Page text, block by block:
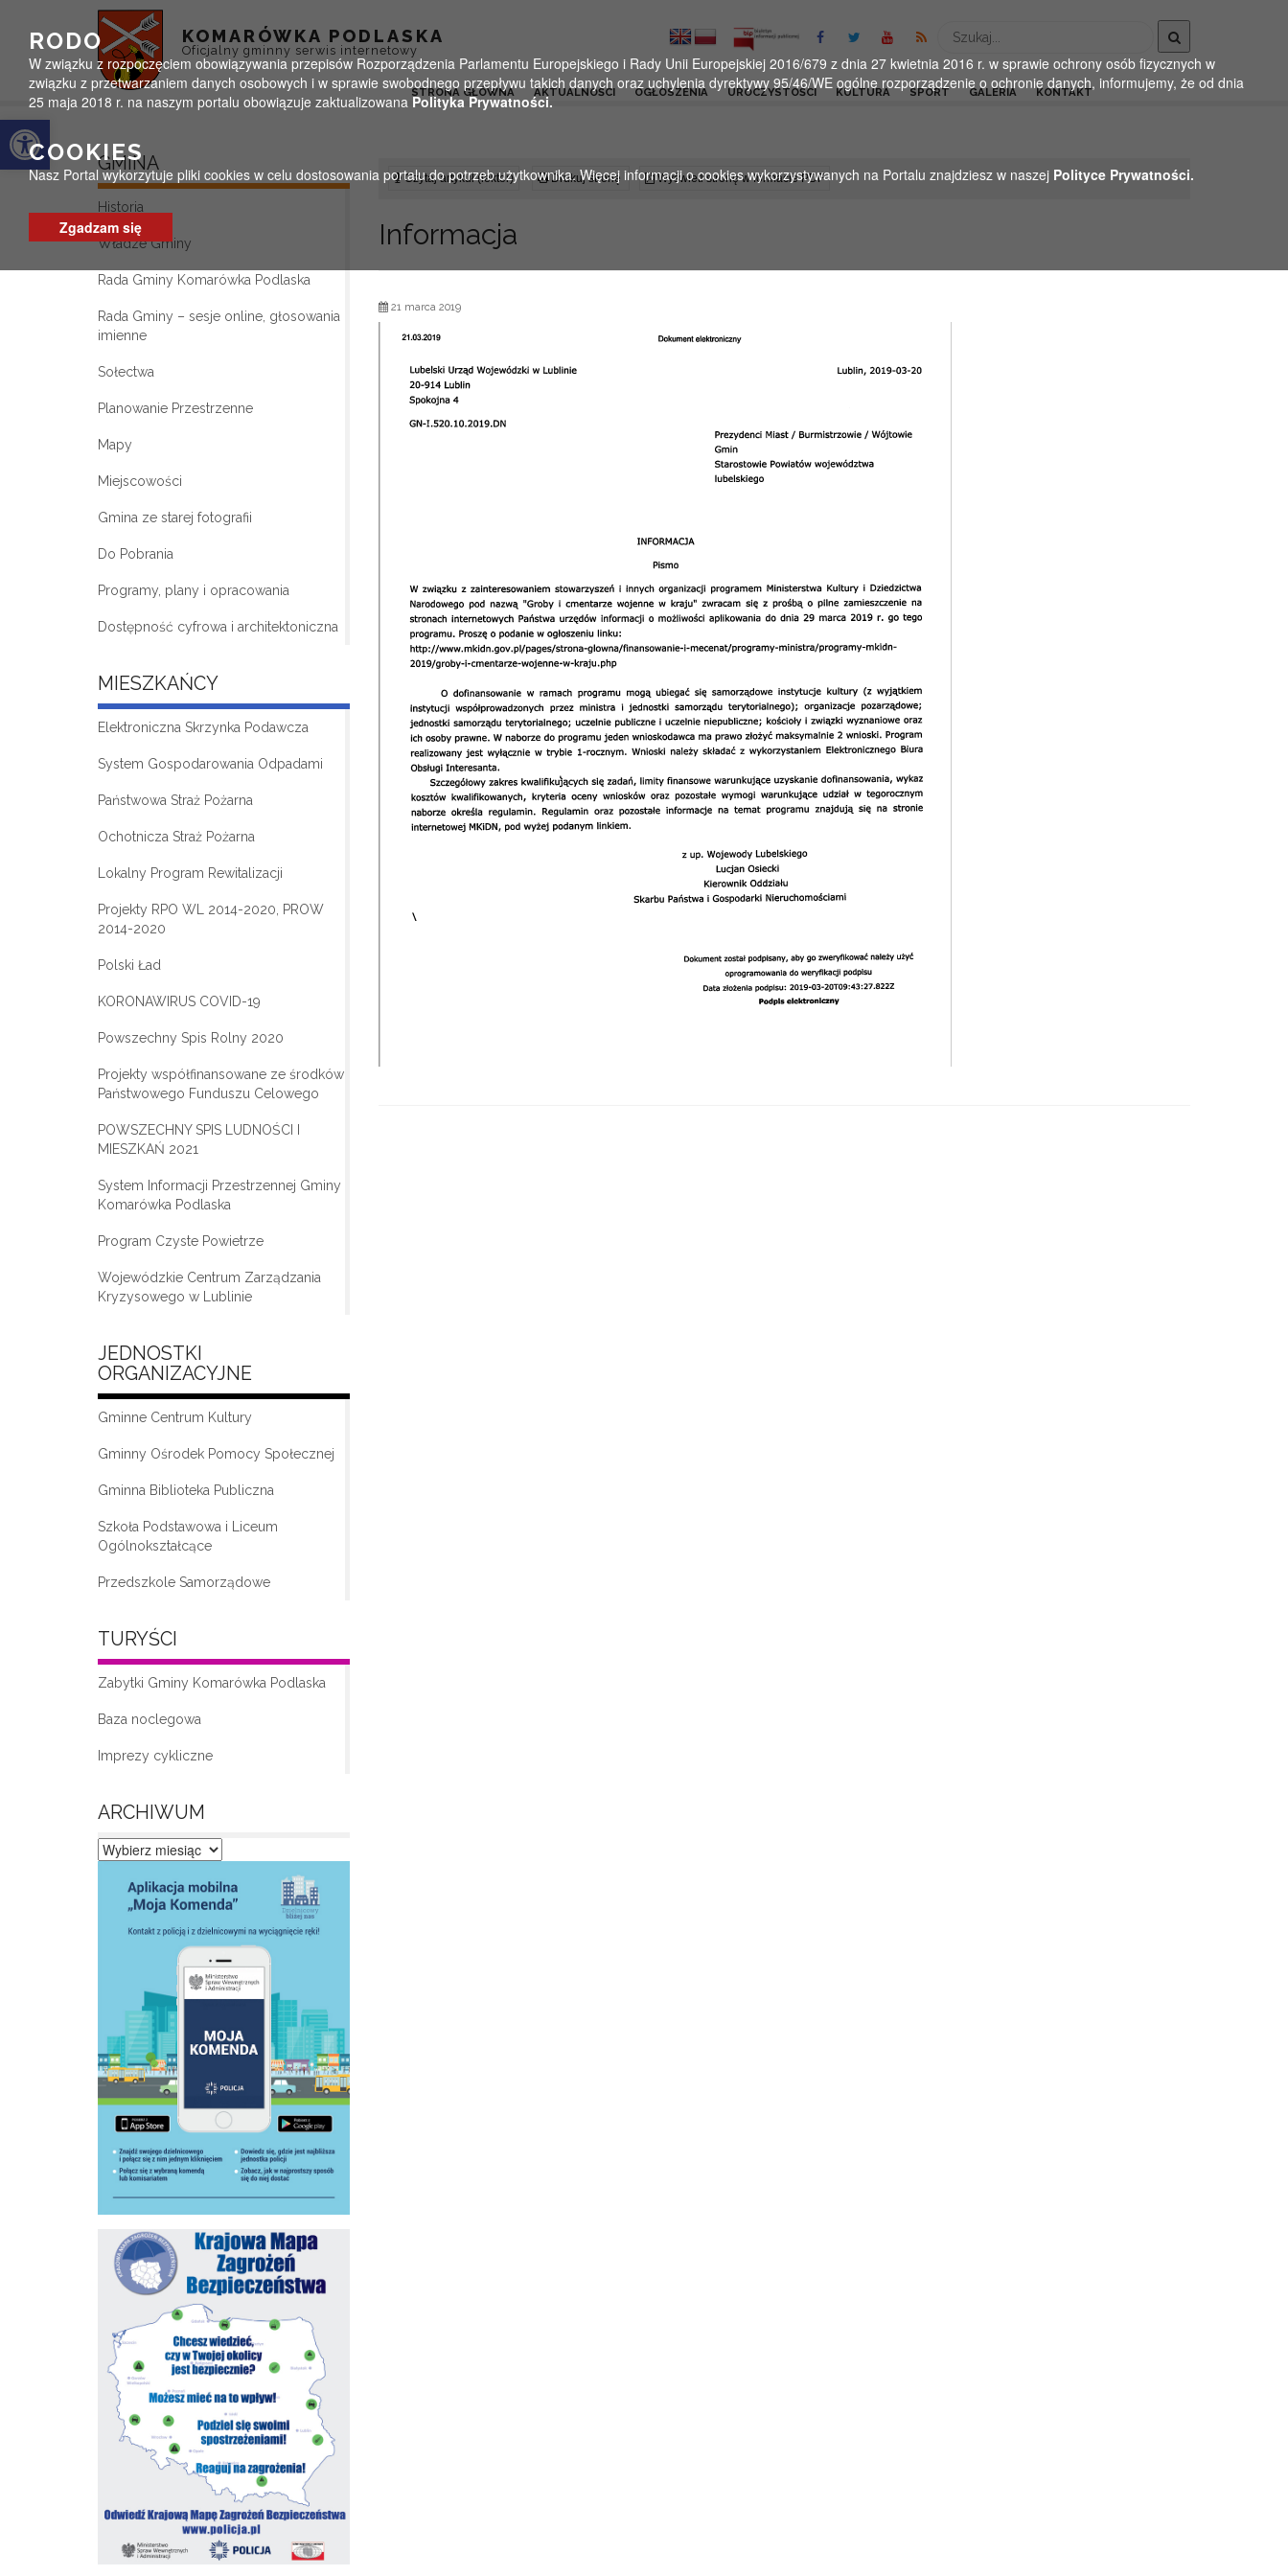
Otwórz pasek narzędzi
KOMARÓWKA PODLASKA
Oficjalny gminny serwis internetowy
Wyszukaj
STRONA GŁÓWNA AKTUALNOŚCI OGŁOSZENIA UROCZYSTOŚCI KULTURA SPORT GALERIA KONTAKT
GMINA
Historia
Władze Gminy
Rada Gminy Komarówka Podlaska
Rada Gminy – sesje online, głosowania
imienne
Sołectwa
Planowanie Przestrzenne
Mapy
Miejscowości
Gmina ze starej fotografii
Do Pobrania
Programy, plany i opracowania
Dostępność cyfrowa i architektoniczna
MIESZKAŃCY
Elektroniczna Skrzynka Podawcza
System Gospodarowania Odpadami
Państwowa Straż Pożarna
Ochotnicza Straż Pożarna
Lokalny Program Rewitalizacji
Projekty RPO WL 2014-2020, PROW
2014-2020
Polski Ład
KORONAWIRUS COVID-19
Powszechny Spis Rolny 2020
Projekty współfinansowane ze środków
Państwowego Funduszu Celowego
POWSZECHNY SPIS LUDNOŚCI I
MIESZKAŃ 2021
System Informacji Przestrzennej Gminy
Komarówka Podlaska
Program Czyste Powietrze
Wojewódzkie Centrum Zarządzania
Kryzysowego w Lublinie
JEDNOSTKI
ORGANIZACYJNE
Gminne Centrum Kultury
Gminny Ośrodek Pomocy Społecznej
„Moda na seniora – klub seniora w
Gminna Biblioteka Publiczna
Szkoła Podstawowa i Liceum
Ogólnokształcące
Przedszkole Samorządowe
TURYŚCI
Zabytki Gminy Komarówka Podlaska
Baza noclegowa
Imprezy cykliczne
ARCHIWUM
Archiwum
Czytaj artykuł (lektor) Drukuj stronę Wyświetl stronę w formacie PDF
Informacja
21 marca 2019
RODO
W związku z rozpoczęciem obowiązywania przepisów Rozporządzenia Parlamentu Europejskiego i Rady Unii Europejskiej 2016/679 z dnia 27 kwietnia 2016 r. w sprawie ochrony osób fizycznych w
związku z przetwarzaniem danych osobowych i w sprawie swobodnego przepływu takich danych oraz uchylenia dyrektywy 95/46/WE ogólne rozporządzenie o ochronie danych, informujemy, że od dnia
25 maja 2018 r. na naszym portalu obowiązuje zaktualizowana Polityka Prywatności.
COOKIES
Nasz Portal wykorzytuje pliki cookies w celu dostosowania portalu do potrzeb użytkownika. Więcej informacji o cookies wykorzystywanych na Portalu znajdziesz w naszej Polityce Prywatności.
Zgadzam się